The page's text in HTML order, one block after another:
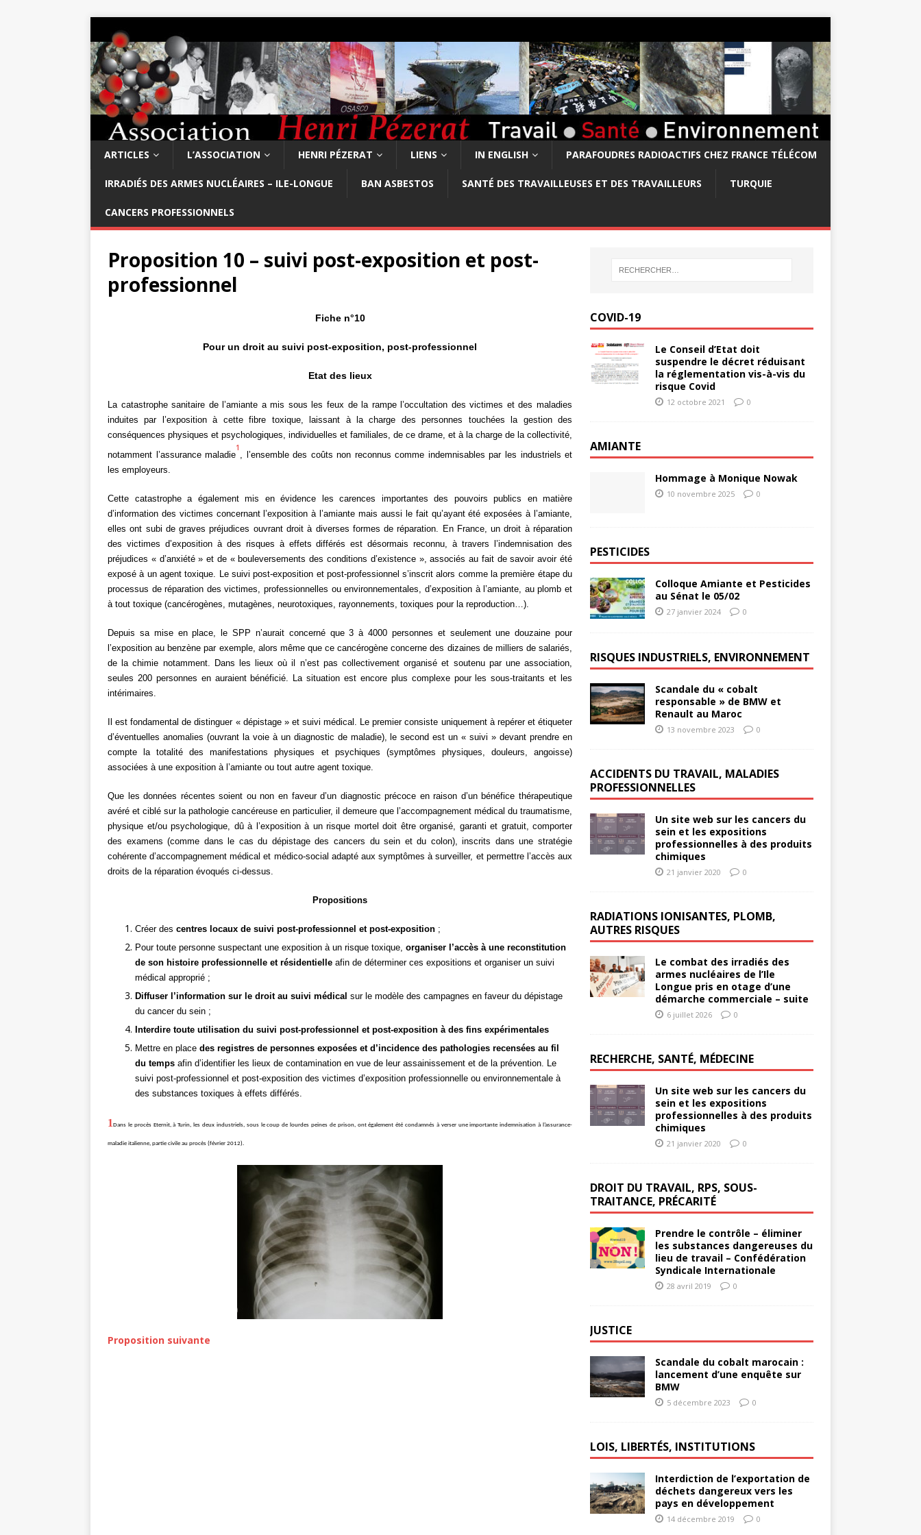
ARTICLES L’ASSOCIATION HENRI PÉZERAT LIENS IN ENGLISH PARAFOUDRES RADIOACTIFS CHEZ FRANCE TÉLÉCOM
IRRADIÉS DES ARMES NUCLÉAIRES – ILE-LONGUE BAN ASBESTOS SANTÉ DES TRAVAILLEUSES ET DES TRAVAILLEURS TURQUIE
CANCERS PROFESSIONNELS
Proposition 10 – suivi post-exposition et post-
professionnel
Fiche n°10
Pour un droit au suivi post-exposition, post-professionnel
Etat des lieux
La catastrophe sanitaire de l’amiante a mis sous les feux de la rampe l’occultation des victimes et des maladies
induites par l’exposition à cette fibre toxique, laissant à la charge des personnes touchées la gestion des
conséquences physiques et psychologiques, individuelles et familiales, de ce drame, et à la charge de la collectivité,
notamment l’assurance maladie
1
, l’ensemble des coûts non reconnus comme indemnisables par les industriels et
les employeurs.
Cette catastrophe a également mis en évidence les carences importantes des pouvoirs publics en matière
d’information des victimes concernant l’exposition à l’amiante mais aussi le fait qu’ayant été exposées à l’amiante,
elles ont subi de graves préjudices ouvrant droit à diverses formes de réparation. En France, un droit à réparation
des victimes d’exposition à des risques à effets différés est désormais reconnu, à travers l’indemnisation des
préjudices « d’anxiété » et de « bouleversements des conditions d’existence », associés au fait de savoir avoir été
exposé à un agent toxique. Le suivi post-exposition et post-professionnel s’inscrit alors comme la première étape du
processus de réparation des victimes, professionnelles ou environnementales, d’exposition à l’amiante, au plomb et
à tout toxique (cancérogènes, mutagènes, neurotoxiques, rayonnements, toxiques pour la reproduction…).
Depuis sa mise en place, le SPP n’aurait concerné que 3 à 4000 personnes et seulement une douzaine pour
l’exposition au benzène par exemple, alors même que ce cancérogène concerne des dizaines de milliers de salariés,
de la chimie notamment. Dans les lieux où il n’est pas collectivement organisé et soutenu par une association,
seules 200 personnes en auraient bénéficié. La situation est encore plus complexe pour les sous-traitants et les
intérimaires.
Il est fondamental de distinguer « dépistage » et suivi médical. Le premier consiste uniquement à repérer et étiqueter
d’éventuelles anomalies (ouvrant la voie à un diagnostic de maladie), le second est un « suivi » devant prendre en
compte la totalité des manifestations physiques et psychiques (symptômes physiques, douleurs, angoisse)
associées à une exposition à l’amiante ou tout autre agent toxique.
Que les données récentes soient ou non en faveur d’un diagnostic précoce en raison d’un bénéfice thérapeutique
avéré et ciblé sur la pathologie cancéreuse en particulier, il demeure que l’accompagnement médical du traumatisme,
physique et/ou psychologique, dû à l’exposition à un risque mortel doit être organisé, garanti et gratuit, comporter
des examens (comme dans le cas du dépistage des cancers du sein et du colon), inscrits dans une stratégie
cohérente d’accompagnement médical et médico-social adapté aux symptômes à surveiller, et permettre l’accès aux
droits de la réparation évoqués ci-dessus.
Propositions
Créer des centres locaux de suivi post-professionnel et post-exposition ;
Pour toute personne suspectant une exposition à un risque toxique, organiser l’accès à une reconstitution
de son histoire professionnelle et résidentielle afin de déterminer ces expositions et organiser un suivi
médical approprié ;
Diffuser l’information sur le droit au suivi médical sur le modèle des campagnes en faveur du dépistage
du cancer du sein ;
Interdire toute utilisation du suivi post-professionnel et post-exposition à des fins expérimentales
Mettre en place des registres de personnes exposées et d’incidence des pathologies recensées au fil
du temps afin d’identifier les lieux de contamination en vue de leur assainissement et de la prévention. Le
suivi post-professionnel et post-exposition des victimes d’exposition professionnelle ou environnementale à
des substances toxiques à effets différés.
1 Dans le procès Eternit, à Turin, les deux industriels, sous le coup de lourdes peines de prison, ont également été condamnés à verser une importante indemnisation à l’assurance-
maladie italienne, partie civile au procès (février 2012).
Proposition suivante
COVID-19
Le Conseil d’Etat doit
suspendre le décret réduisant
la réglementation vis-à-vis du
risque Covid
12 octobre 2021 0
AMIANTE
Hommage à Monique Nowak
10 novembre 2025 0
PESTICIDES
Colloque Amiante et Pesticides
au Sénat le 05/02
27 janvier 2024 0
RISQUES INDUSTRIELS, ENVIRONNEMENT
Scandale du « cobalt
responsable » de BMW et
Renault au Maroc
13 novembre 2023 0
ACCIDENTS DU TRAVAIL, MALADIES
PROFESSIONNELLES
Un site web sur les cancers du
sein et les expositions
professionnelles à des produits
chimiques
21 janvier 2020 0
RADIATIONS IONISANTES, PLOMB,
AUTRES RISQUES
Le combat des irradiés des
armes nucléaires de l’Ile
Longue pris en otage d’une
démarche commerciale – suite
6 juillet 2026 0
RECHERCHE, SANTÉ, MÉDECINE
Un site web sur les cancers du
sein et les expositions
professionnelles à des produits
chimiques
21 janvier 2020 0
DROIT DU TRAVAIL, RPS, SOUS-
TRAITANCE, PRÉCARITÉ
Prendre le contrôle – éliminer
les substances dangereuses du
lieu de travail – Confédération
Syndicale Internationale
28 avril 2019 0
JUSTICE
Scandale du cobalt marocain :
lancement d’une enquête sur
BMW
5 décembre 2023 0
LOIS, LIBERTÉS, INSTITUTIONS
Interdiction de l’exportation de
déchets dangereux vers les
pays en développement
14 décembre 2019 0